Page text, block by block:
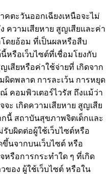
ตะวันออกเฉียงเหนือจะไม่
ความเสียหาย สูญเสียและค่า
ดยอ้อม ที่เป็นผลหรือสืบ
หรือเว็บไซต์ที่เชื่อมโยงกับ
เสียหรือค่าใช้จ่ายที่ เกิดจาก
ผิดพลาด การละเว้น การหยุด
คอมพิวเตอร์ไวรัส ถึงแม้ว่า
ะ เกิดความเสียหาย สูญเสีย
นี้ สถาบันสุขภาพจิตเด็กและ
บผิดต่อผู้ใช้เว็บไซต์หรือ
ขึ้นจากบนเว็บไซต์ หรือ
หรือการกระทำใด ๆ ที่เกิด
ของ ผู้ใช้เว็บไซต์ หรือใน